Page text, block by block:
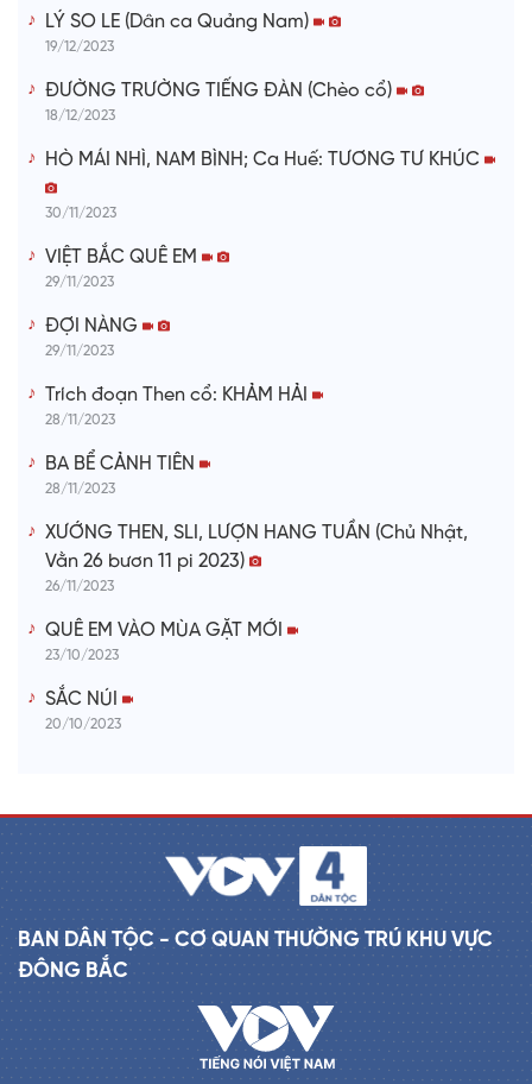
LÝ SO LE (Dân ca Quảng Nam)
19/12/2023
ĐƯỜNG TRƯỜNG TIẾNG ĐÀN (Chèo cổ)
18/12/2023
HÒ MÁI NHÌ, NAM BÌNH; Ca Huế: TƯƠNG TƯ KHÚC
30/11/2023
VIỆT BẮC QUÊ EM
29/11/2023
ĐỢI NÀNG
29/11/2023
Trích đoạn Then cổ: KHẢM HẢI
28/11/2023
BA BỂ CẢNH TIÊN
28/11/2023
XƯỚNG THEN, SLI, LƯỢN HANG TUẦN (Chủ Nhật,
Vằn 26 bươn 11 pi 2023)
26/11/2023
QUÊ EM VÀO MÙA GẶT MỚI
23/10/2023
SẮC NÚI
20/10/2023
BAN DÂN TỘC - CƠ QUAN THƯỜNG TRÚ KHU VỰC
ĐÔNG BẮC